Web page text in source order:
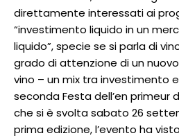
direttamente interessati ai
“investimento liquido in un
liquido”, specie se si parla di
grado di attenzione di un
vino – un mix tra investimento
seconda Festa dell’en primeur
che si è svolta sabato 26
prima edizione, l’evento ha